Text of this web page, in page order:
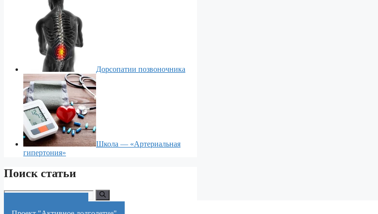
Дорсопатии позвоночника
Школа — «Артериальная
гипертония»
Поиск статьи
Поиск: